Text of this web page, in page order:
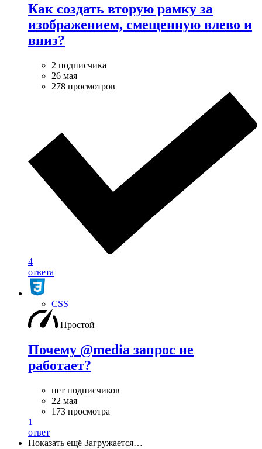
Как создать вторую рамку за
изображением, смещенную влево и
вниз?
2 подписчика
26 мая
278 просмотров
4
ответа
CSS
Простой
Почему @media запрос не
работает?
нет подписчиков
22 мая
173 просмотра
1
ответ
Показать ещё Загружается…